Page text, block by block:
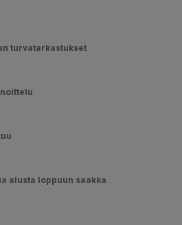
turvatarkastukset
alusta loppuun saakka